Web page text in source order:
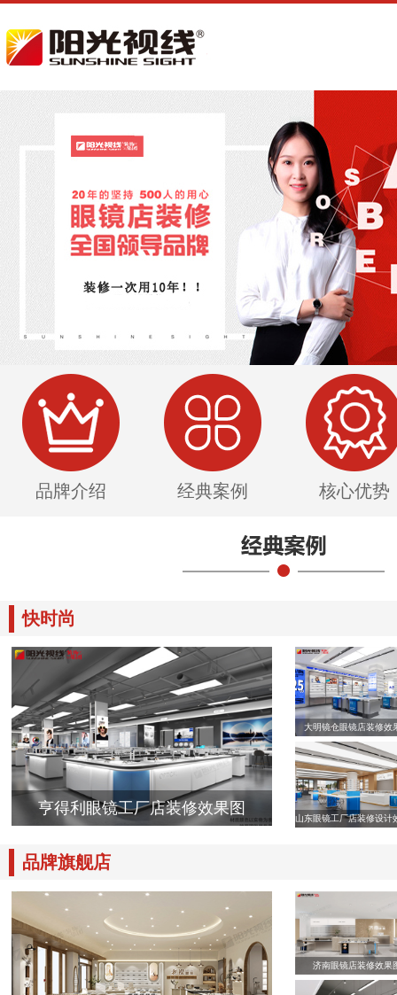
品牌介绍 经典案例 核心优势
快时尚
亨得利眼镜工厂店装修效果图
大明镜仓眼镜店装修效
山东眼镜工厂店装修设计
品牌旗舰店
济南眼镜店装修效果